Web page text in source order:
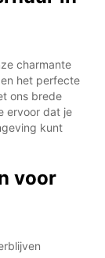
charmante
het perfecte
ons brede
ervoor dat je
kunt
voor